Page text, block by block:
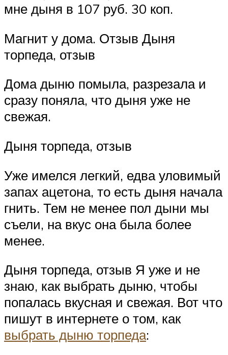
мне дыня в 107 руб. 30 коп.
Магнит у дома. Отзыв Дыня
торпеда, отзыв
Дома дыню помыла, разрезала и
сразу поняла, что дыня уже не
свежая.
Дыня торпеда, отзыв
Уже имелся легкий, едва уловимый
запах ацетона, то есть дыня начала
гнить. Тем не менее пол дыни мы
съели, на вкус она была более
менее.
Дыня торпеда, отзыв Я уже и не
знаю, как выбрать дыню, чтобы
попалась вкусная и свежая. Вот что
пишут в интернете о том, как
выбрать дыню торпеда: